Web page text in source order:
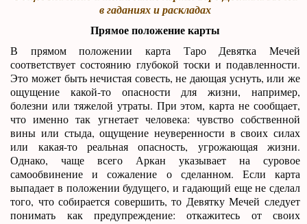
в гаданиях и раскладах
Прямое положение карты
В прямом положении карта Таро Девятка Мечей
соответствует состоянию глубокой тоски и подавленности.
Это может быть нечистая совесть, не дающая уснуть, или же
ощущение какой-то опасности для жизни, например,
болезни или тяжелой утраты. При этом, карта не сообщает,
что именно так угнетает человека: чувство собственной
вины или стыда, ощущение неуверенности в своих силах
или какая-то реальная опасность, угрожающая жизни.
Однако, чаще всего Аркан указывает на суровое
самообвинение и сожаление о сделанном. Если карта
выпадает в положении будущего, и гадающий еще не сделал
того, что собирается совершить, то Девятку Мечей следует
понимать как предупреждение: откажитесь от своих